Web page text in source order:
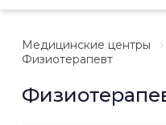
Медицинские центры
Физиотерапевт